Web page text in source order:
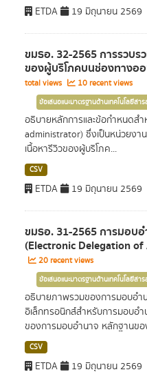
ETDA 19 มิถุนายน 2569
ขมธอ. 32-2565 การรวบร
ของผู้บริโภคบนช่องทางอ
total views
10 recent views
ข้อเสนอแนะมาตรฐานด้านเทคโนโลยีสา
อธิบายหลักการและข้อกำหนดส
administrator) ซึ่งเป็นหน่วยง
เนื้อหารีวิวของผู้บริโภค...
CSV
ETDA 19 มิถุนายน 2569
ขมธอ. 31-2565 การมอบ
(Electronic Delegation
20 recent views
ข้อเสนอแนะมาตรฐานด้านเทคโนโลยีสา
อธิบายภาพรวมของการมอบอำ
อิเล็กทรอนิกส์สำหรับการมอบอ
ของการมอบอำนาจ หลักฐานข
CSV
ETDA 19 มิถุนายน 2569